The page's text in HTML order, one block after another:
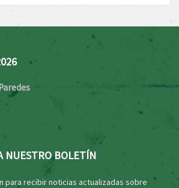
NUESTRO BOLETÍN
para recibir noticias actualizadas sobre